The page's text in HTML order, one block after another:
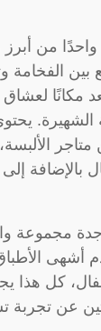
واحدًا من
بين الفخامة
مكانًا لعشاق
الشهيرة.
بالإضافة
جدة مجموعة
أشهى
كل هذا
عن